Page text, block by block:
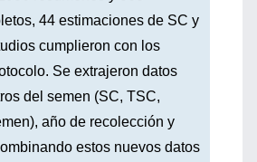
44 estimaciones de SC y
cumplieron con los
Se extrajeron datos
del semen (SC, TSC,
año de recolección y
estos nuevos datos